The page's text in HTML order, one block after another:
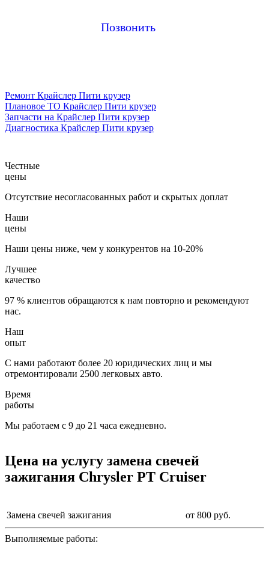
Позвонить
Ремонт Крайслер Пити крузер
Плановое ТО Крайслер Пити крузер
Запчасти на Крайслер Пити крузер
Диагностика Крайслер Пити крузер
Честные
цены
Отсутствие несогласованных работ и скрытых доплат
Наши
цены
Наши цены ниже, чем у конкурентов на 10-20%
Лучшее
качество
97 % клиентов обращаются к нам повторно и рекомендуют
нас.
Наш
опыт
С нами работают более 20 юридических лиц и мы
отремонтировали 2500 легковых авто.
Время
работы
Мы работаем с 9 до 21 часа ежедневно.
Цена на услугу замена свечей
зажигания Chrysler PT Cruiser
Замена свечей зажигания от 800 руб.
Выполняемые работы: